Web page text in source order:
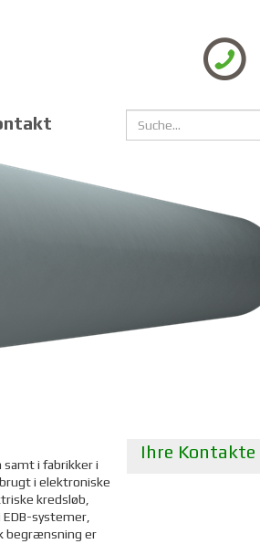
samt i fabrikker i
i elektroniske
kredsløb,
systemer,
begrænsning er
Ihre Kontakte